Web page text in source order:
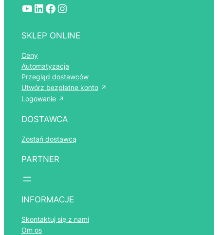
YouTube LinkedIn Facebook Instagram
SKLEP ONLINE
Ceny
Automatyzacja
Przegląd dostawców
Utwórz bezpłatne konto
Logowanie
DOSTAWCA
Zostań dostawcą
PARTNER
INFORMACJE
Skontaktuj się z nami
Om os